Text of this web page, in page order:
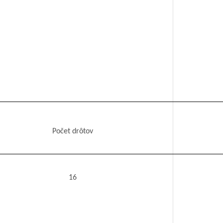
Počet drôtov
16